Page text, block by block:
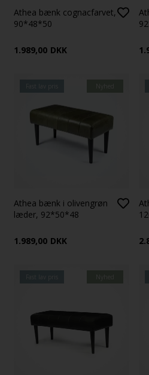
Athea bænk cognacfarvet,
90*48*50
1.989,00 DKK
Athea bænk i olivengrøn
læder, 92*50*48
1.989,00 DKK